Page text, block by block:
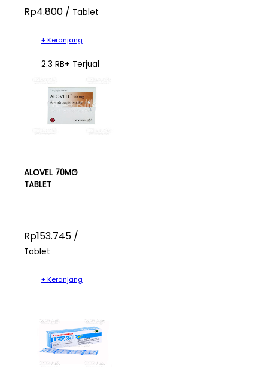
Rp4.800 / Tablet
+ Keranjang
2.3 RB+ Terjual
ALOVEL 70MG
TABLET
Rp153.745 /
Tablet
+ Keranjang